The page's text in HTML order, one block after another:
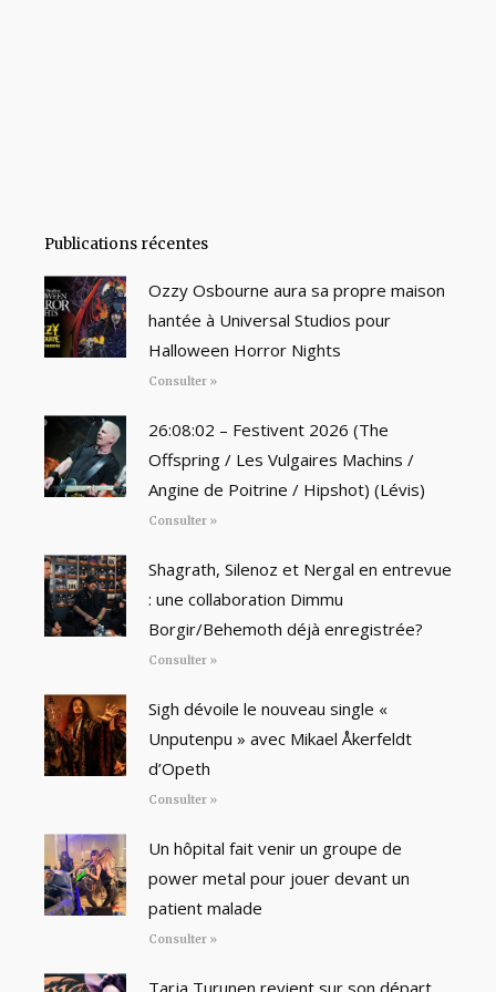
Publications récentes
Ozzy Osbourne aura sa propre maison
hantée à Universal Studios pour
Halloween Horror Nights
Consulter »
26:08:02 – Festivent 2026 (The
Offspring / Les Vulgaires Machins /
Angine de Poitrine / Hipshot) (Lévis)
Consulter »
Shagrath, Silenoz et Nergal en entrevue
: une collaboration Dimmu
Borgir/Behemoth déjà enregistrée?
Consulter »
Sigh dévoile le nouveau single «
Unputenpu » avec Mikael Åkerfeldt
d’Opeth
Consulter »
Un hôpital fait venir un groupe de
power metal pour jouer devant un
patient malade
Consulter »